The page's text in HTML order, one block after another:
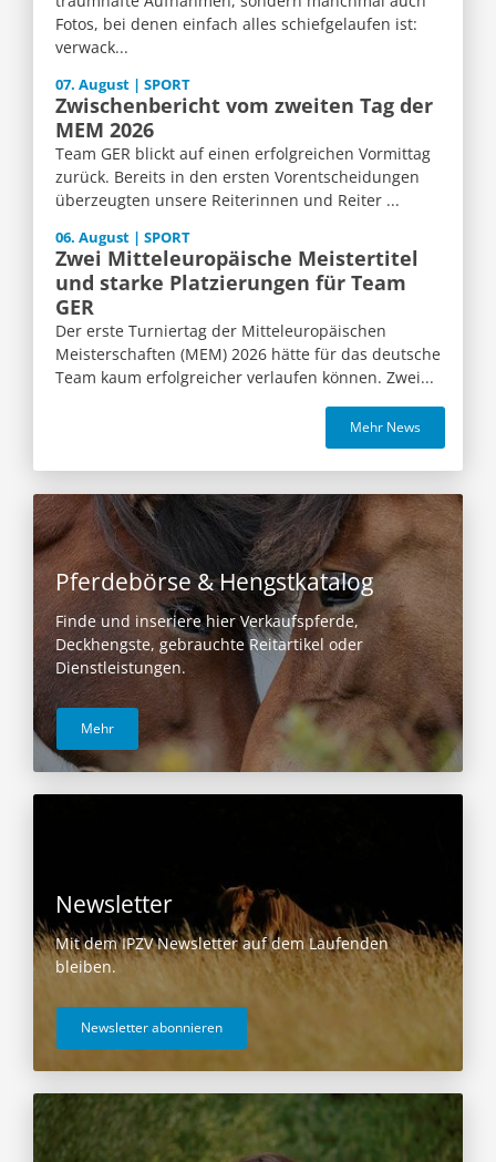
Fotos, bei denen einfach alles schiefgelaufen ist:
verwack...
07. August | SPORT
Zwischenbericht vom zweiten Tag der
MEM 2026
Team GER blickt auf einen erfolgreichen Vormittag
zurück. Bereits in den ersten Vorentscheidungen
überzeugten unsere Reiterinnen und Reiter ...
06. August | SPORT
Zwei Mitteleuropäische Meistertitel
und starke Platzierungen für Team
GER
Der erste Turniertag der Mitteleuropäischen
Meisterschaften (MEM) 2026 hätte für das deutsche
Team kaum erfolgreicher verlaufen können. Zwei...
Mehr News
Pferdebörse & Hengstkatalog
Finde und inseriere hier Verkaufspferde,
Deckhengste, gebrauchte Reitartikel oder
Dienstleistungen.
Mehr
Newsletter
Mit dem IPZV Newsletter auf dem Laufenden
bleiben.
Newsletter abonnieren